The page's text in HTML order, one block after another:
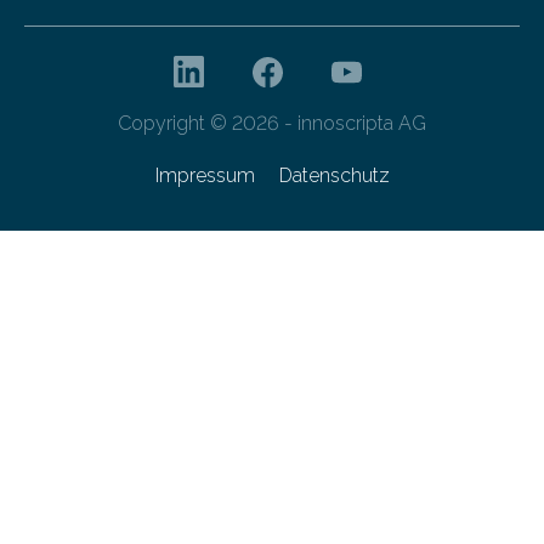
Copyright © 2026 - innoscripta AG
Impressum Datenschutz